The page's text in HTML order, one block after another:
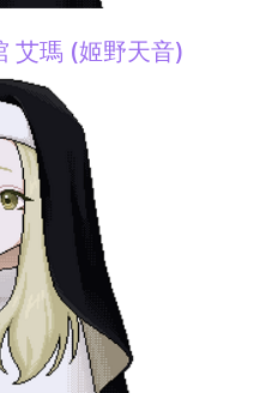
艾瑪 (姬野天音)